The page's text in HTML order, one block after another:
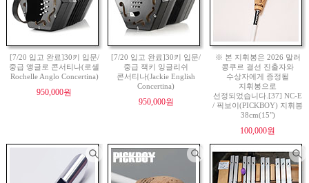
[7/20 입고 완료]30키 입문/
중급 앵글로 콘서티나(로셸
Rochelle Anglo Concertina)
950,000원
[7/20 입고 완료]30키 입문/
중급 잭키 잉글리쉬
콘서티나(Jackie English
Concertina)
950,000원
※ 본 지휘봉은 2026 말러
콩쿠르 결선 진출자와
수상자에게 증정될
지휘봉으로
선정되었습니다.[37] NC-E
/ 픽보이(PICKBOY) 지휘봉
38cm(15")
100,000원